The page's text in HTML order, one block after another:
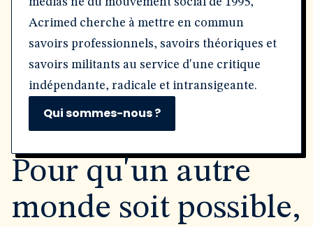
Acrimed cherche à mettre en commun
savoirs professionnels, savoirs théoriques et
savoirs militants au service d'une critique
indépendante, radicale et intransigeante.
Qui sommes-nous ?
Pour qu'un autre
monde soit possible,